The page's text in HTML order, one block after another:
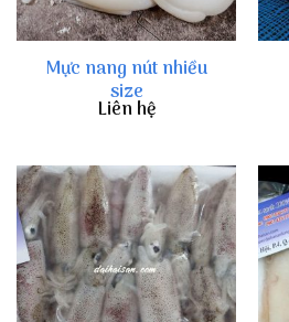
Mực nang nút nhiều
size
Liên hệ